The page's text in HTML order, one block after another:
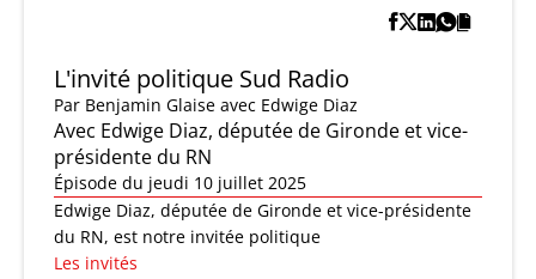
L'invité politique Sud Radio
Par Benjamin Glaise avec Edwige Diaz
Avec Edwige Diaz, députée de Gironde et vice-
présidente du RN
Épisode du jeudi 10 juillet 2025
Edwige Diaz, députée de Gironde et vice-présidente
du RN, est notre invitée politique
Les invités